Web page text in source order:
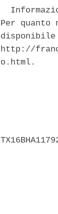
Per
http://
o.html.